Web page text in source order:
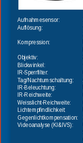
Aufnahmesensor:
Auflösung:
Kompression:
Objektiv:
Blickwinkel:
IR-Sperrfilter:
Tag/Nachtumschaltung:
IR-Beleuchtung:
IR-Reichweite:
Weisslicht-Reichweite:
Lichtempfindlichkeit:
Gegenlichtkompensation:
Videoanalyse (KI&IVS):